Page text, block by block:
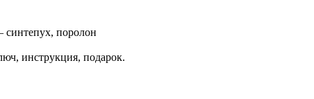
поролон
инструкция, подарок.